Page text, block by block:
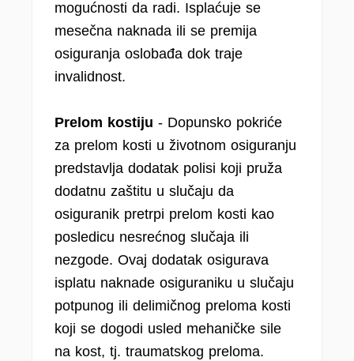
mogućnosti da radi. Isplaćuje se
mesečna naknada ili se premija
osiguranja oslobađa dok traje
invalidnost.
Prelom kostiju - Dopunsko pokriće
za prelom kosti u životnom osiguranju
predstavlja dodatak polisi koji pruža
dodatnu zaštitu u slučaju da
osiguranik pretrpi prelom kosti kao
posledicu nesrećnog slučaja ili
nezgode. Ovaj dodatak osigurava
isplatu naknade osiguraniku u slučaju
potpunog ili delimičnog preloma kosti
koji se dogodi usled mehaničke sile
na kost, tj. traumatskog preloma.